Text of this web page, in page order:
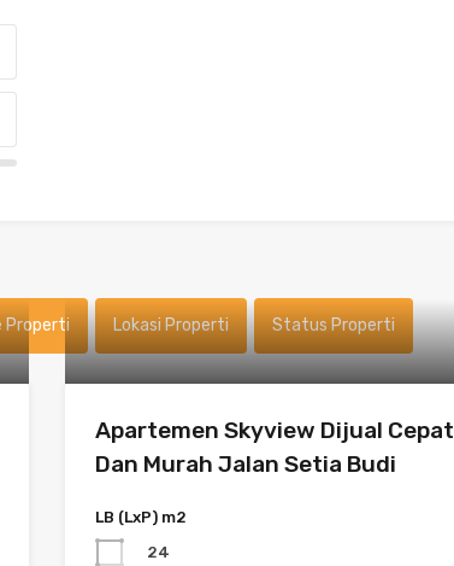
Properti Lokasi Properti Status Properti
Apartemen Skyview Dijual Cepat
Dan Murah Jalan Setia Budi
LB (LxP) m2
24